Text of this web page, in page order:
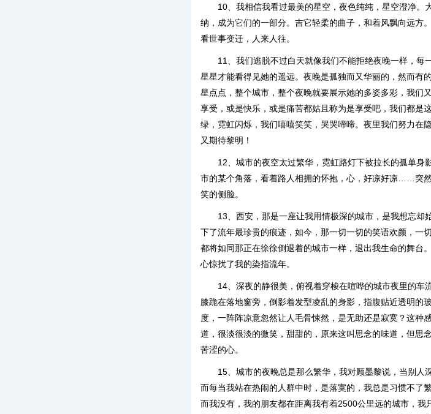
10、我相信我看过最美的星空，夜色纯纯，星空澄净
纳，成为它们的一部分。吉它轻柔的曲子，和着风飘向远方
看世事变迁，人来人往。
11、我们逃脱不过白天就像我们不能拒绝夜晚一样，每
星星才能看得见她的遥远。夜晚是孤独而又华丽的，然而有
星点点，整个城市，整个夜晚就要展示她的多姿多彩，我们
享受，或是快乐，或是痛苦都姑且称为是享受吧，我们都是
绿，霓虹闪烁，我们嘻嘻笑笑，哭哭啼啼。夜里我们努力在
又期待黎明！
12、城市的夜空太过繁华，霓虹路灯下被拉长的孤单
市的某个角落，看着路人相拥的怀抱，心，好凉好凉……突
笑的侧脸。
13、西安，那是一座让我用情极深的城市，是我想忘却
下了流年最珍贵的痕迹，如今，那一切一切的笑语欢颜，一
都将如同那正在徐徐倒退着的城市一样，退出我生命的舞台
心惊扰了我的染指流年。
14、深夜的静很美，俯视着穿梭在喧哗的城市夜里的车
膝跪在落地窗旁，倒影着发型凌乱的身影，指腹贴近透明的
度，一阵阵凉意忽然让人毛骨悚然，是无助还是寂寞？这种
道，很淡很淡的微笑，甜甜的，原来这叫思念的味道，但思
苦涩的心。
15、城市的夜晚总是那么繁华，我对顾墨黎说，当别人
而每当我站在热闹的人群中时，是落寞的，我总是习惯不了
而我没有，我的朋友都在距离我有着2500公里远的城市，